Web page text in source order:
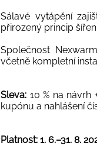
Sálavé vytápění
přirozený princip
Společnost
včetně kompletní
Sleva: 10 % na
kupónu a nahlášení
Platnost: 1. 6.–31. 8.